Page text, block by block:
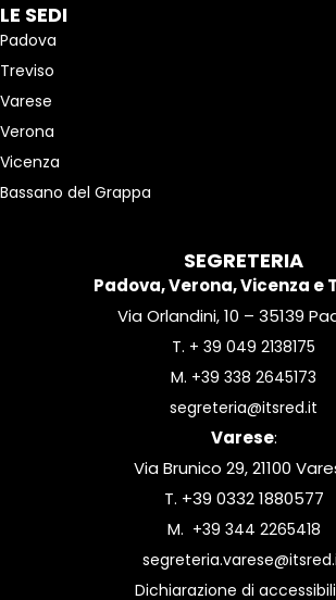
LE SEDI
Padova
Treviso
Varese
Verona
Vicenza
Bassano del Grappa
SEGRETERIA
Padova, Verona, Vicenza e
Via Orlandini, 10 – 35139
T. + 39 049 2138175
M. +39 338 2645173
segreteria@itsred.it
Varese:
Via Brunico 29, 21100
T. +39 0332 1880577
M. +39 344 2265418
Dichiarazione di